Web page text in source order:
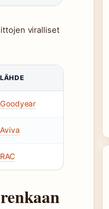
viralliset
LÄHDE
Goodyear
Aviva
RAC